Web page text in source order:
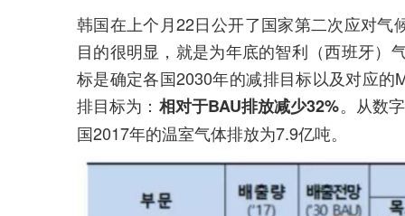
韩国在上个月22日公开了国家第二次应对
目的很明显，就是为年底的智利（西班牙）
标是确定各国2030年的减排目标以及对应
排目标为： 相对于BAU排放减少32%。 从数
国2017年的温室气体排放为7.9亿吨。